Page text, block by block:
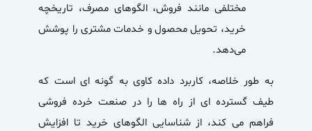
مختلفی مانند فروش، الگوهای مصرف، تاریخچه
خرید، تحویل محصول و خدمات مشتری را پوشش
می‌دهد.
به طور خلاصه، کاربرد داده کاوی به گونه ای است که
طیف گسترده ای از راه ها را در صنعت خرده فروشی
فراهم می کند، از شناسایی الگوهای خرید تا افزایش